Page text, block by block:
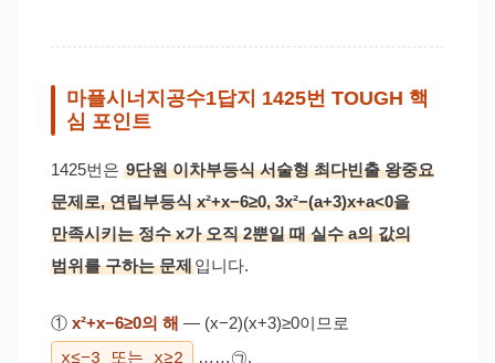
마플시너지공수1답지 1425번 TOUGH 핵
심 포인트
1425번은 9단원 이차부등식 서술형 최다빈출 왕중요
문제로, 연립부등식 x²+x−6≥0, 3x²−(a+3)x+a<0을
만족시키는 정수 x가 오직 2뿐일 때 실수 a의 값의
범위를 구하는 문제입니다.
① x²+x−6≥0의 해 — (x−2)(x+3)≥0이므로
x≤−3 또는 x≥2 ……㉠.